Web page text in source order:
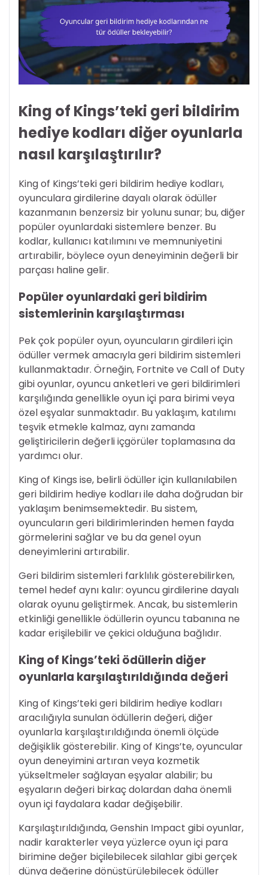
King of Kings’teki geri bildirim
hediye kodları diğer oyunlarla
nasıl karşılaştırılır?
King of Kings’teki geri bildirim hediye kodları,
oyunculara girdilerine dayalı olarak ödüller
kazanmanın benzersiz bir yolunu sunar; bu, diğer
popüler oyunlardaki sistemlere benzer. Bu
kodlar, kullanıcı katılımını ve memnuniyetini
artırabilir, böylece oyun deneyiminin değerli bir
parçası haline gelir.
Popüler oyunlardaki geri bildirim
sistemlerinin karşılaştırması
Pek çok popüler oyun, oyuncuların girdileri için
ödüller vermek amacıyla geri bildirim sistemleri
kullanmaktadır. Örneğin, Fortnite ve Call of Duty
gibi oyunlar, oyuncu anketleri ve geri bildirimleri
karşılığında genellikle oyun içi para birimi veya
özel eşyalar sunmaktadır. Bu yaklaşım, katılımı
teşvik etmekle kalmaz, aynı zamanda
geliştiricilerin değerli içgörüler toplamasına da
yardımcı olur.
King of Kings ise, belirli ödüller için kullanılabilen
geri bildirim hediye kodları ile daha doğrudan bir
yaklaşım benimsemektedir. Bu sistem,
oyuncuların geri bildirimlerinden hemen fayda
görmelerini sağlar ve bu da genel oyun
deneyimlerini artırabilir.
Geri bildirim sistemleri farklılık gösterebilirken,
temel hedef aynı kalır: oyuncu girdilerine dayalı
olarak oyunu geliştirmek. Ancak, bu sistemlerin
etkinliği genellikle ödüllerin oyuncu tabanına ne
kadar erişilebilir ve çekici olduğuna bağlıdır.
King of Kings’teki ödüllerin diğer
oyunlarla karşılaştırıldığında değeri
King of Kings’teki geri bildirim hediye kodları
aracılığıyla sunulan ödüllerin değeri, diğer
oyunlarla karşılaştırıldığında önemli ölçüde
değişiklik gösterebilir. King of Kings’te, oyuncular
oyun deneyimini artıran veya kozmetik
yükseltmeler sağlayan eşyalar alabilir; bu
eşyaların değeri birkaç dolardan daha önemli
oyun içi faydalara kadar değişebilir.
Karşılaştırıldığında, Genshin Impact gibi oyunlar,
nadir karakterler veya yüzlerce oyun içi para
birimine değer biçilebilecek silahlar gibi gerçek
dünya değerine dönüştürülebilecek ödüller